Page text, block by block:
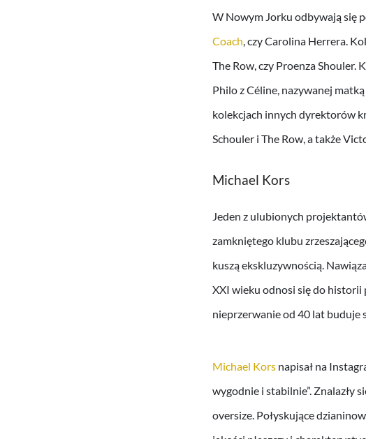
W Nowym Jorku odbywają się
Coach, czy Carolina Herrera.
The Row, czy Proenza
Philo z Céline, nazywanej
kolekcjach innych dyrektorów
Schouler i The Row, a także
Michael Kors
Jeden z ulubionych
zamkniętego klubu
kuszą ekskluzywnością.
XXI wieku odnosi się do
nieprzerwanie od 40 lat buduje
Michael Kors napisał na
wygodnie i stabilnie”. Znalazły
oversize. Połyskujące